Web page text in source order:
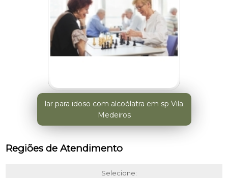
lar para idoso com alcoólatra em sp Vila
Medeiros
Regiões de Atendimento
Selecione: